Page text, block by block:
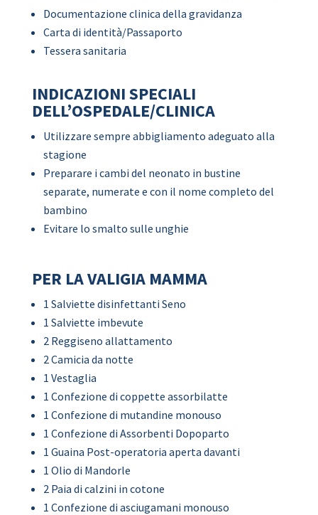
Documentazione clinica della gravidanza
Carta di identità/Passaporto
Tessera sanitaria
INDICAZIONI SPECIALI
DELL’OSPEDALE/CLINICA
Utilizzare sempre abbigliamento adeguato alla
stagione
Preparare i cambi del neonato in bustine
separate, numerate e con il nome completo del
bambino
Evitare lo smalto sulle unghie
PER LA VALIGIA MAMMA
1 Salviette disinfettanti Seno
1 Salviette imbevute
2 Reggiseno allattamento
2 Camicia da notte
1 Vestaglia
1 Confezione di coppette assorbilatte
1 Confezione di mutandine monouso
1 Confezione di Assorbenti Dopoparto
1 Guaina Post-operatoria aperta davanti
1 Olio di Mandorle
2 Paia di calzini in cotone
1 Confezione di asciugamani monouso